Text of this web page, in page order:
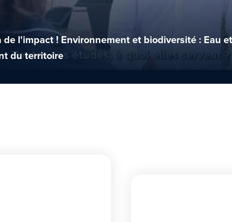
de l'impact ! Environnement et biodiversité : Eau et
du territoire